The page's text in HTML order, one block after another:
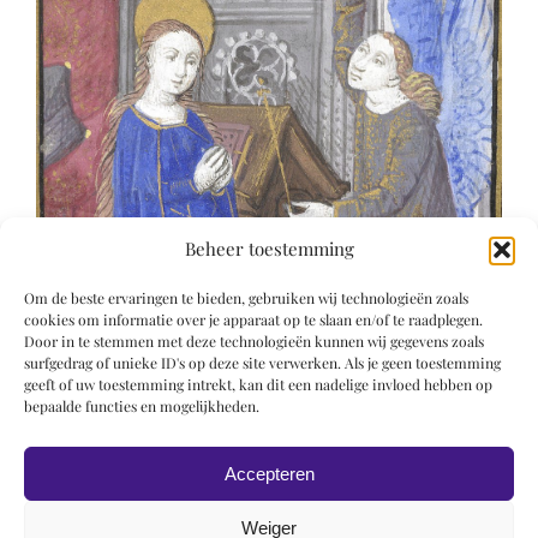
Beheer toestemming
Om de beste ervaringen te bieden, gebruiken wij technologieën zoals
cookies om informatie over je apparaat op te slaan en/of te raadplegen.
Door in te stemmen met deze technologieën kunnen wij gegevens zoals
surfgedrag of unieke ID's op deze site verwerken. Als je geen toestemming
geeft of uw toestemming intrekt, kan dit een nadelige invloed hebben op
bepaalde functies en mogelijkheden.
Accepteren
Weiger